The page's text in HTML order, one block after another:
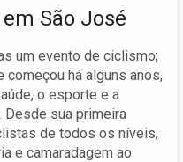
São José
um evento de ciclismo;
começou há alguns anos,
o esporte e a
Desde sua primeira
de todos os níveis,
e camaradagem ao